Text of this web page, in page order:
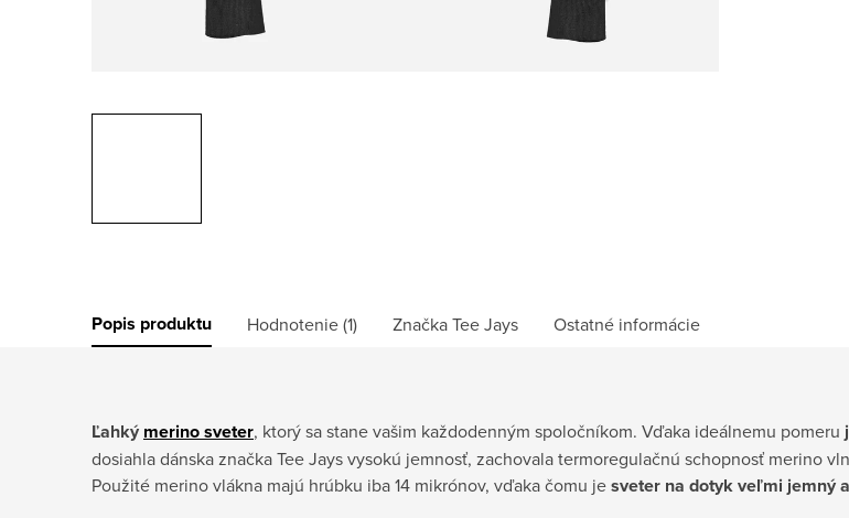
Popis produktu Hodnotenie (1) ZnačkaTee Jays Ostatné informácie
Ľahký merino sveter, ktorý sa stane vašim každodenným spoločníkom. Vďaka ideálnemu pomeru j
dosiahla dánska značka Tee Jays vysokú jemnosť, zachovala termoregulačnú schopnosť merino
Použité merino vlákna majú hrúbku iba 14 mikrónov, vďaka čomu jesveter na dotyk veľmi jemný